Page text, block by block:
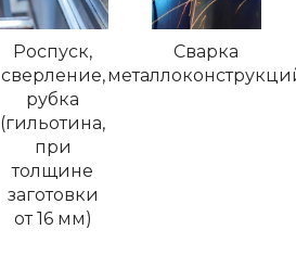
Роспуск,
сверление,
рубка
(гильотина,
при
толщине
заготовки
от 16 мм)
Сварка